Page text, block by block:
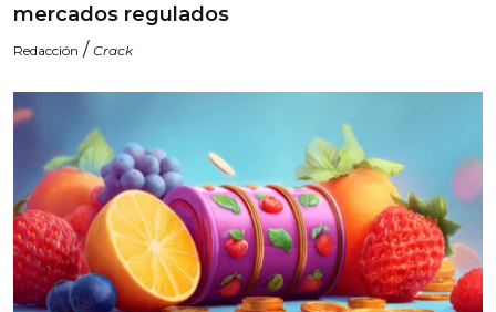
mercados regulados
Redacción / Crack